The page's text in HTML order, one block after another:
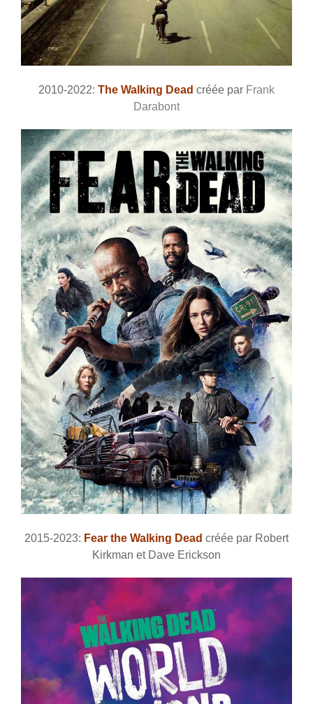
2010-2022: The Walking Dead créée par Frank
Darabont
2015-2023: Fear the Walking Dead créée par Robert
Kirkman et Dave Erickson